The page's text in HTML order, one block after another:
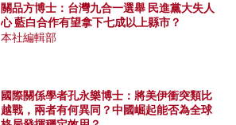
關品方博士：台灣九合一選舉 民進黨大失人
心 藍白合作有望拿下七成以上縣市？
本社編輯部
國際關係學者孔永樂博士：將美伊衝突類比
越戰，兩者有何異同？中國崛起能否為全球